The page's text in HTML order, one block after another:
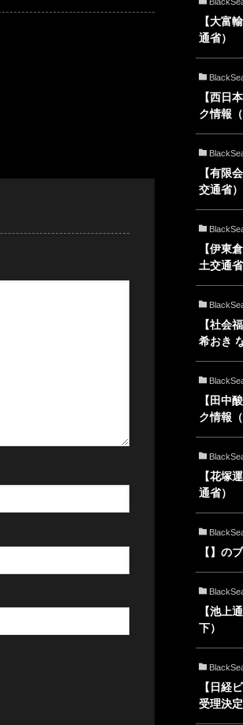
【大富
通省）
【西日
ク情報
【有限
交通省）
【伊東
土交通省
【社会
希おき
【田中
ク情報
【花塚
通省）
【】の
【池上
下）
【日経
受理決定